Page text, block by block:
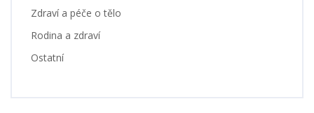
Zdraví a péče o tělo
Rodina a zdraví
Ostatní